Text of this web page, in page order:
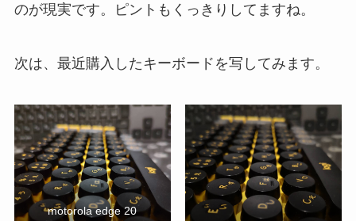
のが現実です。ピントもくっきりしてますね。
次は、最近購入したキーボードを写してみます。
motorola edge 20